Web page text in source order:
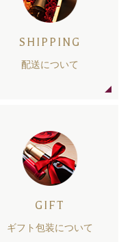
SHIPPING
配送について
GIFT
ギフト包装について